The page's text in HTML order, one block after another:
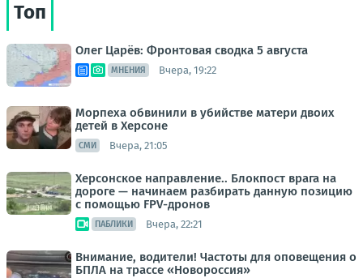
Топ
Олег Царёв: Фронтовая сводка 5 августа
МНЕНИЯ Вчера, 19:22
Морпеха обвинили в убийстве матери двоих
детей в Херсоне
СМИ Вчера, 21:05
Херсонское направление.. Блокпост врага на
дороге — начинаем разбирать данную позицию
с помощью FPV-дронов
ПАБЛИКИ Вчера, 22:21
Внимание, водители! Частоты для оповещения о
БПЛА на трассе «Новороссия»